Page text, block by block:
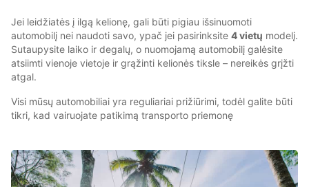
Jei leidžiatės į ilgą kelionę, gali būti pigiau išsinuomoti
automobilį nei naudoti savo, ypač jei pasirinksite 4 vietų modelį.
Sutaupysite laiko ir degalų, o nuomojamą automobilį galėsite
atsiimti vienoje vietoje ir grąžinti kelionės tiksle – nereikės grįžti
atgal.
Visi mūsų automobiliai yra reguliariai prižiūrimi, todėl galite būti
tikri, kad vairuojate patikimą transporto priemonę